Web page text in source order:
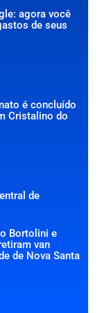
agora você
de seus
é concluído
Cristalino do
de
Bortolini e
van
de Nova Santa